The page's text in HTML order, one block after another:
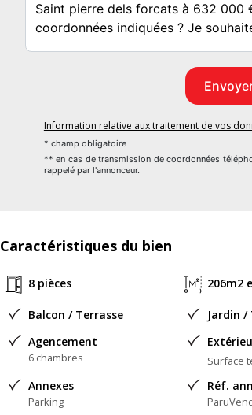
Réseau Immobilier CAPIFRANCE - Votre
PERPIGNAN) Elodie ARGENTAIS Entrepreneur
Nom du négociateur : ARGENTAIS Elodie
Statut du négociateur : agent commercial
Information relative aux traitement de vos
* champ obligatoire
** en cas de transmission de coordonnées
rappelé par l'annonceur.
Caractéristiques du bien
8 pièces 206m2
Balcon / Terrasse
Jardin /
Agencement
6 chambres Surface
Annexes
Parking
Réf.